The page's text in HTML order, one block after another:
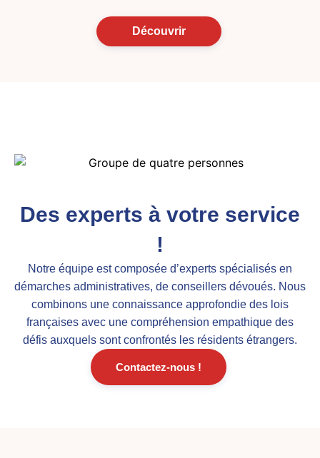
Découvrir
Des experts à votre service
!
Notre équipe est composée d’experts spécialisés en
démarches administratives, de conseillers dévoués. Nous
combinons une connaissance approfondie des lois
françaises avec une compréhension empathique des
défis auxquels sont confrontés les résidents étrangers.
Contactez-nous !